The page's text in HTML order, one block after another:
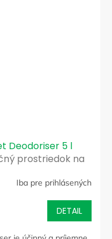
Deodoriser 5 l
prostriedok na
Iba pre prihlásených
DETAIL